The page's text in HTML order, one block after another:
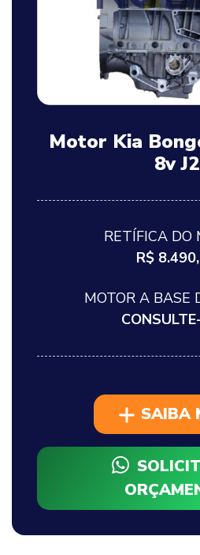
Motor Kia
8v J2
RETÍFICA DO
R$
MOTOR A BASE
SAIBA